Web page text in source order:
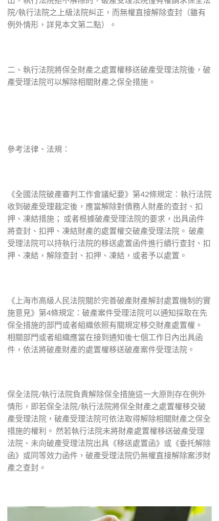
院/執行法院之上級法院糾正，而無權直接解除查封（雖有
例外情形，詳見本文第二點）。
二、執行法院將保全財產之處置權移送破產受理法院後，破
產受理法院可以解除相關財產之保全措施。
參考法律、法規：
《全國法院破產審判工作會議紀要》第42條規定：執行法院
收到破產受理裁定後，應當解除對債務人財產的查封、扣
押、凍結措施； 或者根據破產受理法院的要求，出具函件
將查封、扣押、凍結財產的處置權交破產受理法院。 破產
受理法院可以持執行法院的移送處置函件進行續行查封、扣
押、凍結，解除查封、扣押、凍結，或者予以處置。
《上海市高級人民法院關於完善破產財產解封處置機制的實
施意見》第4條規定：破產案件受理法院可以通知採取在先
保全措施的部門或者組織依照有關規定移交財產處置權。
相關部門或者組織應當在接到通知後七個工作日內出具函
件，依法將破產財產的處置權移送破產案件受理法院。
保全法院/執行法院負責解除保全措施這一大原則存在例外
情形，即若保全法院/執行法院將保全財產之處置權移交破
產受理法院，破產受理法院可依法取得解除相關財產之保全
措施的權利。 然若執行法院未將財產處置權移送破產受理
法院、未向破產受理法院出具《移送處置函》或《委托解除
函》或同等效力函件，破產受理法院仍無權直接解除案涉財
產之查封。